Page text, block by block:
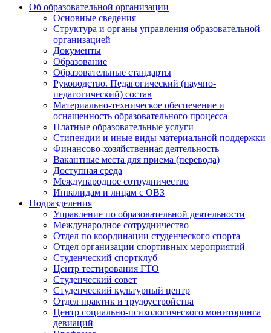
Об образовательной организации
Основные сведения
Структура и органы управления образовательной
организацией
Документы
Образование
Образовательные стандарты
Руководство. Педагогический (научно-
педагогический) состав
Материально-техническое обеспечение и
оснащенность образовательного процесса
Платные образовательные услуги
Стипендии и иные виды материальной поддержки
Финансово-хозяйственная деятельность
Вакантные места для приема (перевода)
Доступная среда
Международное сотрудничество
Инвалидам и лицам с ОВЗ
Подразделения
Управление по образовательной деятельности
Международное сотрудничество
Отдел по координации студенческого спорта
Отдел организации спортивных мероприятий
Студенческий спортклуб
Центр тестирования ГТО
Студенческий совет
Студенческий культурный центр
Отдел практик и трудоустройства
Центр социально-психологического мониторинга
девиаций